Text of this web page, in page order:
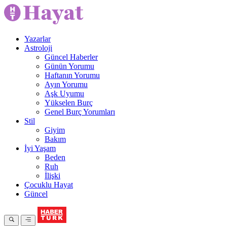
Yazarlar
Astroloji
Güncel Haberler
Günün Yorumu
Haftanın Yorumu
Ayın Yorumu
Aşk Uyumu
Yükselen Burç
Genel Burç Yorumları
Stil
Giyim
Bakım
İyi Yaşam
Beden
Ruh
İlişki
Çocuklu Hayat
Güncel